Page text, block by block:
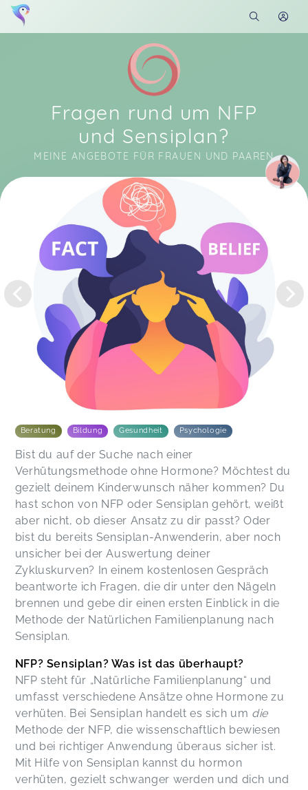
Fragen rund um NFP
und Sensiplan?
MEINE ANGEBOTE FÜR FRAUEN UND PAAREN
Soon you will learn more about me here...
Beratung Bildung Gesundheit Psychologie
Bist du auf der Suche nach einer
Verhütungsmethode ohne Hormone? Möchtest du
gezielt deinem Kinderwunsch näher kommen? Du
hast schon von NFP oder Sensiplan gehört, weißt
aber nicht, ob dieser Ansatz zu dir passt? Oder
bist du bereits Sensiplan-Anwenderin, aber noch
unsicher bei der Auswertung deiner
Zykluskurven? In einem kostenlosen Gespräch
beantworte ich Fragen, die dir unter den Nägeln
brennen und gebe dir einen ersten Einblick in die
Methode der Natürlichen Familienplanung nach
Sensiplan.
NFP? Sensiplan? Was ist das überhaupt?
NFP steht für „Natürliche Familienplanung“ und
umfasst verschiedene Ansätze ohne Hormone zu
verhüten. Bei Sensiplan handelt es sich um die
Methode der NFP, die wissenschaftlich bewiesen
und bei richtiger Anwendung überaus sicher ist.
Mit Hilfe von Sensiplan kannst du hormon
verhüten, gezielt schwanger werden und dich und